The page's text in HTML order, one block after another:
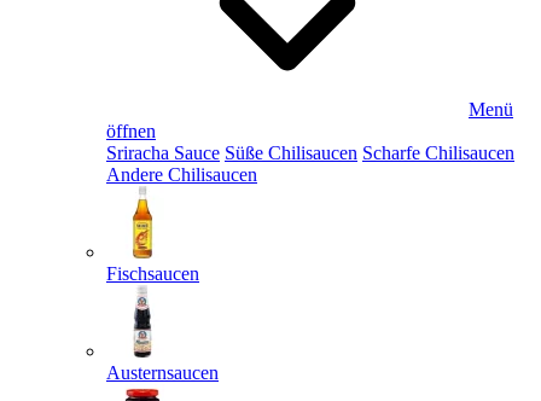
Menü
öffnen
Sriracha Sauce Süße Chilisaucen Scharfe Chilisaucen
Andere Chilisaucen
Fischsaucen
Austernsaucen